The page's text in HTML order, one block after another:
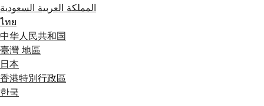
المملكة العربية السعودية
ไทย
中华人民共和国
臺灣 地區
日本
香港特別行政區
한국